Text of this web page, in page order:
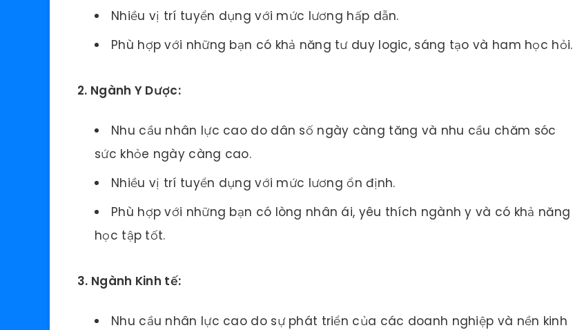
Nhiều vị trí tuyển dụng với mức lương hấp dẫn.
Phù hợp với những bạn có khả năng tư duy logic, sáng tạo và ham học hỏi.
2. Ngành Y Dược:
Nhu cầu nhân lực cao do dân số ngày càng tăng và nhu cầu chăm sóc
sức khỏe ngày càng cao.
Nhiều vị trí tuyển dụng với mức lương ổn định.
Phù hợp với những bạn có lòng nhân ái, yêu thích ngành y và có khả năng
học tập tốt.
3. Ngành Kinh tế:
Nhu cầu nhân lực cao do sự phát triển của các doanh nghiệp và nền kinh